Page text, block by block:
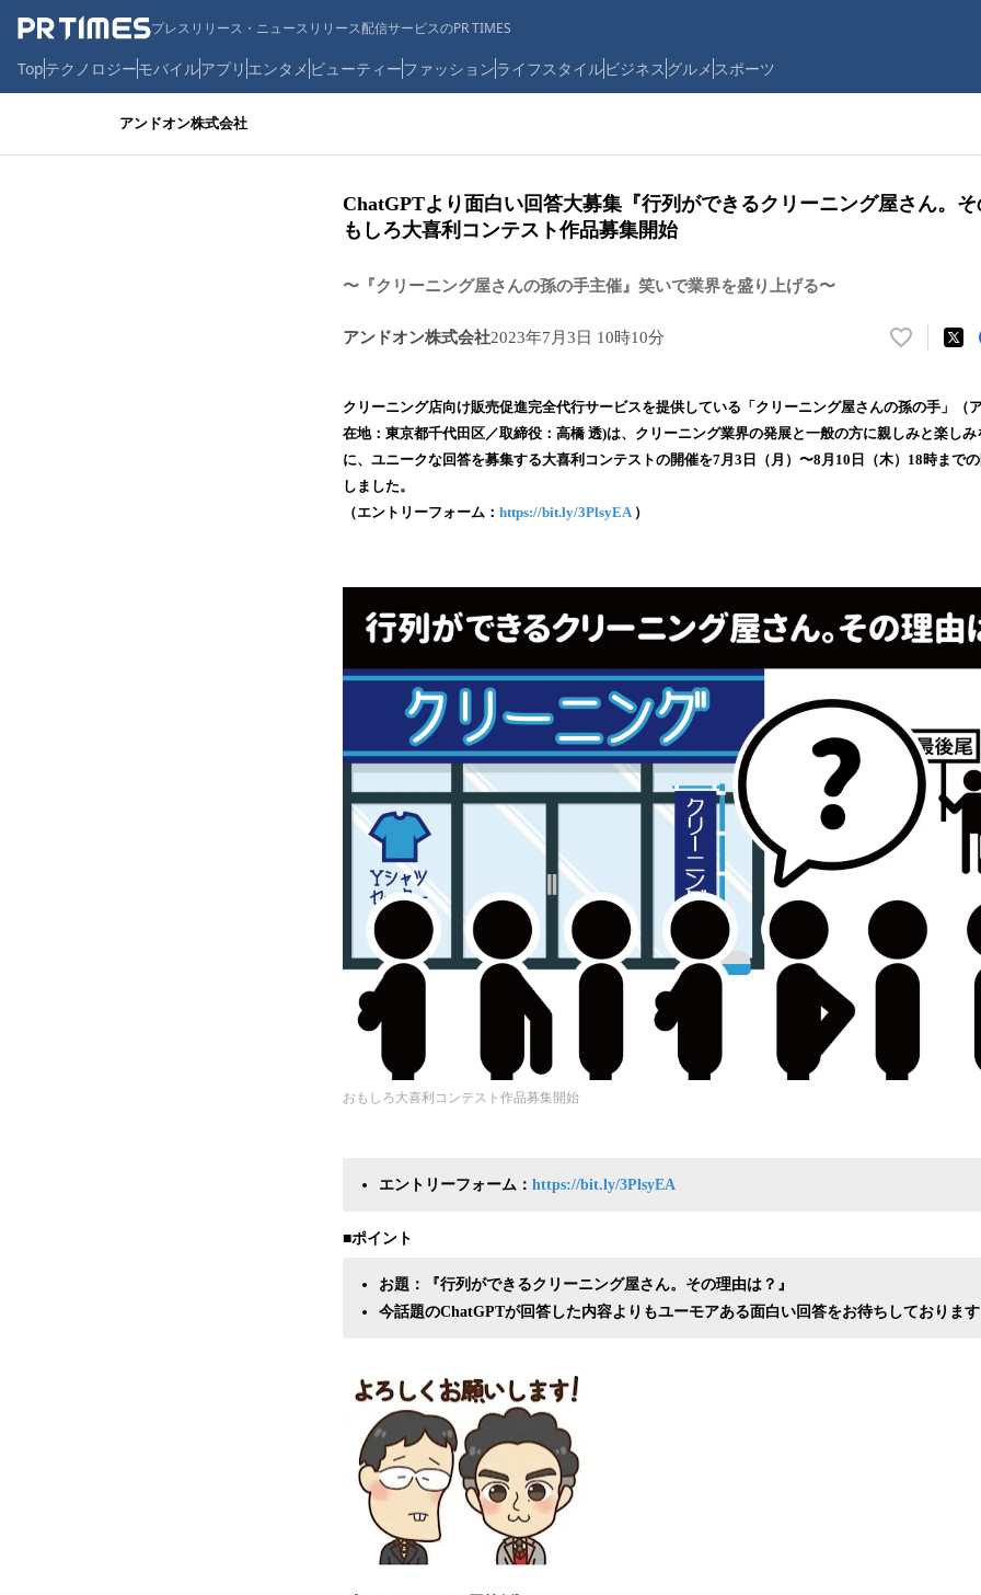
プレスリリース・ニュースリリース配信サービスのPR TIMES
Topテクノロジーモバイルアプリ エンタメ ビューティーファッションライフスタイルビジネス グルメ スポーツ
アンドオン株式会社
ChatGPTより面白い回答大募集『行列ができるクリーニング屋さん。
もしろ大喜利コンテスト作品募集開始
〜『クリーニング屋さんの孫の手主催』笑いで業界を盛り上げる〜
アンドオン株式会社2023年7月3日 10時10分
い
！
数
を
す
クリーニング店向け販売促進完全代行サービスを提供している「クリーニング屋さんの孫の手」（
在地：東京都千代田区／取締役：高橋 透)は、クリーニング業界の発展と一般の方に親しみと楽し
に、ユニークな回答を募集する大喜利コンテストの開催を7月3日（月）〜8月10日（木）18時まで
しました。
（エントリーフォーム： https://bit.ly/3PlsyEA）
おもしろ大喜利コンテスト作品募集開始
エントリーフォーム： https://bit.ly/3PlsyEA
■ポイント
お題：『行列ができるクリーニング屋さん。その理由は？』
今話題のChatGPTが回答した内容よりもユーモアある面白い回答をお待ちしておりま